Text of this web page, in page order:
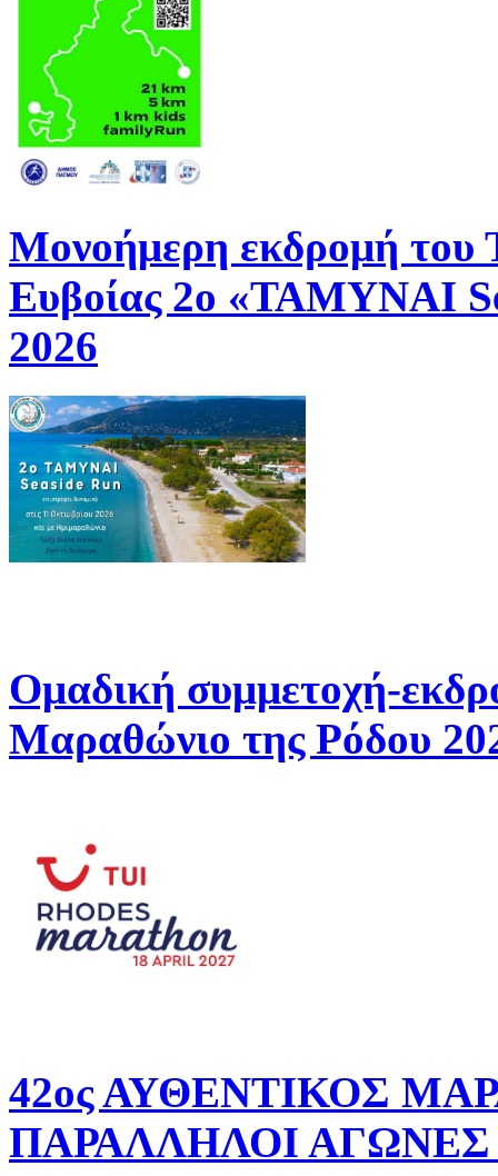
Μονοήμερη εκδρομή
Ευβοίας 2ο «ΤΑΜΥΝΑΙ
2026
Ομαδική συμμετοχή-
Μαραθώνιο της Ρόδου
42ος ΑΥΘΕΝΤΙΚΟΣ
ΠΑΡΑΛΛΗΛΟΙ ΑΓΩΝΕΣ